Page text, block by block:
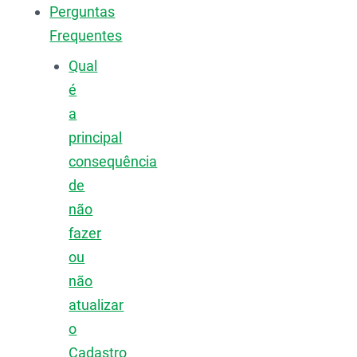
Perguntas
Frequentes
Qual
é
a
principal
consequência
de
não
fazer
ou
não
atualizar
o
Cadastro